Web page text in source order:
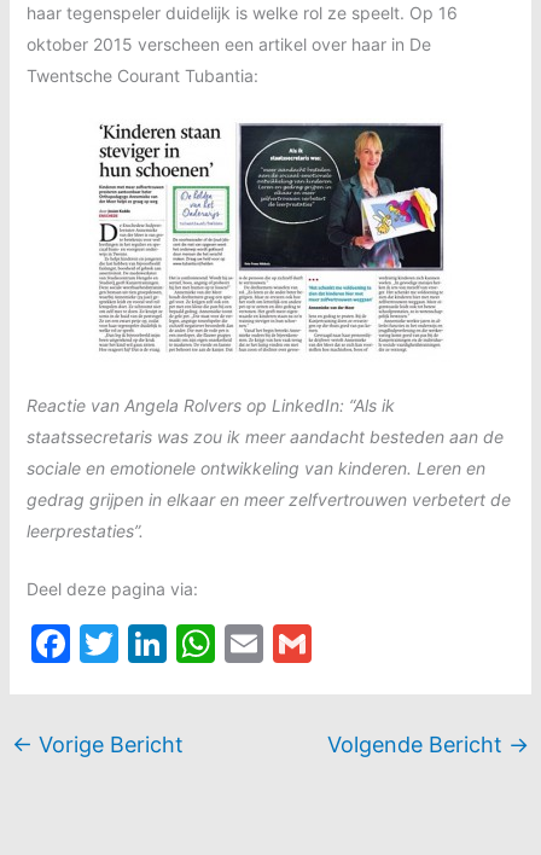
haar tegenspeler duidelijk is welke rol ze speelt. Op 16
oktober 2015 verscheen een artikel over haar in De
Twentsche Courant Tubantia:
Reactie van Angela Rolvers op LinkedIn: “Als ik
staatssecretaris was zou ik meer aandacht besteden aan de
sociale en emotionele ontwikkeling van kinderen. Leren en
gedrag grijpen in elkaar en meer zelfvertrouwen verbetert de
leerprestaties”.
Deel deze pagina via:
F
e
T
er
Li
e
W E G
← Vorige Bericht Volgende Bericht →